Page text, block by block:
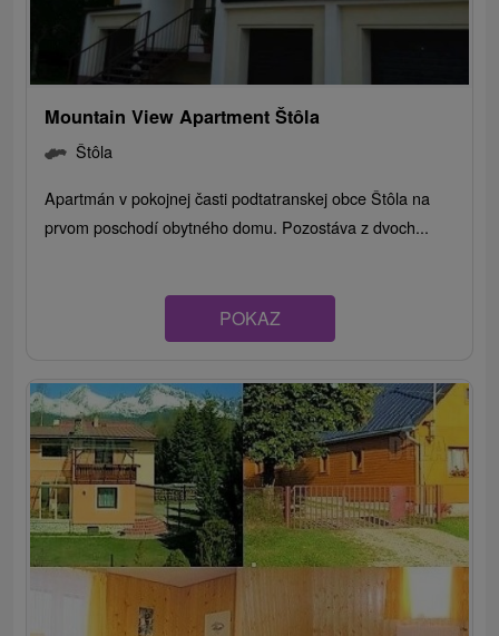
Mountain View Apartment Štôla
Štôla
Apartmán v pokojnej časti podtatranskej obce Štôla na
prvom poschodí obytného domu. Pozostáva z dvoch...
POKAZ